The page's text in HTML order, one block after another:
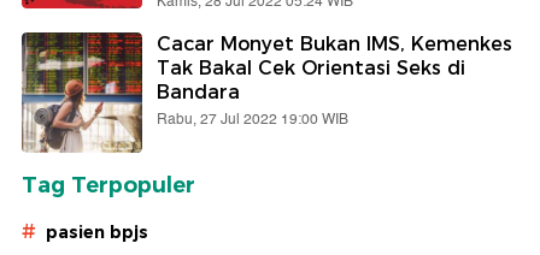
Cacar Monyet Bukan IMS, Kemenkes
Tak Bakal Cek Orientasi Seks di
Bandara
Rabu, 27 Jul 2022 19:00 WIB
Tag Terpopuler
# pasien bpjs